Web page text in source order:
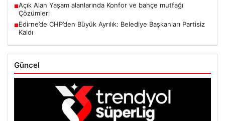
■Açık Alan Yaşam alanlarında Konfor ve bahçe mutfağı
Çözümleri
■Edirne’de CHP’den Büyük Ayrılık: Belediye Başkanları Partisiz
Kaldı
Güncel